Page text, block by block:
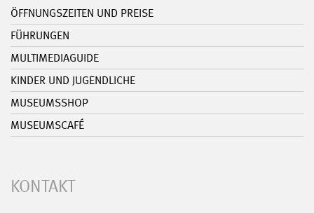
ÖFFNUNGSZEITEN UND PREISE
FÜHRUNGEN
MULTIMEDIAGUIDE
KINDER UND JUGENDLICHE
MUSEUMSSHOP
MUSEUMSCAFÉ
KONTAKT